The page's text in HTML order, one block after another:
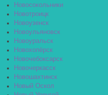
Новосокольники
Новотроицк
Новоузенск
Новоульяновск
Новоуральск
Новохопёрск
Новочебоксарск
Новочеркасск
Новошахтинск
Новый Оскол